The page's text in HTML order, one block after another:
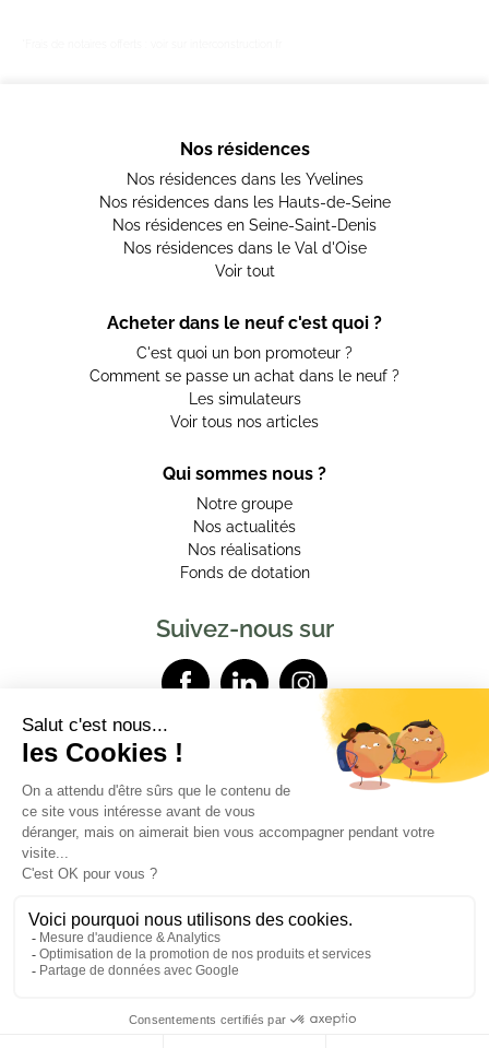
Nos résidences
Nos résidences dans les Yvelines
Nos résidences dans les Hauts-de-Seine
Nos résidences en Seine-Saint-Denis
Nos résidences dans le Val d'Oise
Voir tout
Acheter dans le neuf c'est quoi ?
C'est quoi un bon promoteur ?
Comment se passe un achat dans le neuf ?
Les simulateurs
Voir tous nos articles
Qui sommes nous ?
Notre groupe
Nos actualités
Nos réalisations
Fonds de dotation
Suivez-nous sur
Powered by Elixir